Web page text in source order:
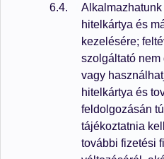
hitelkártya és
kezelésére;
szolgáltató nem
vagy
hitelkártya és
feldolgozásán
tájékoztatnia
további fizetési